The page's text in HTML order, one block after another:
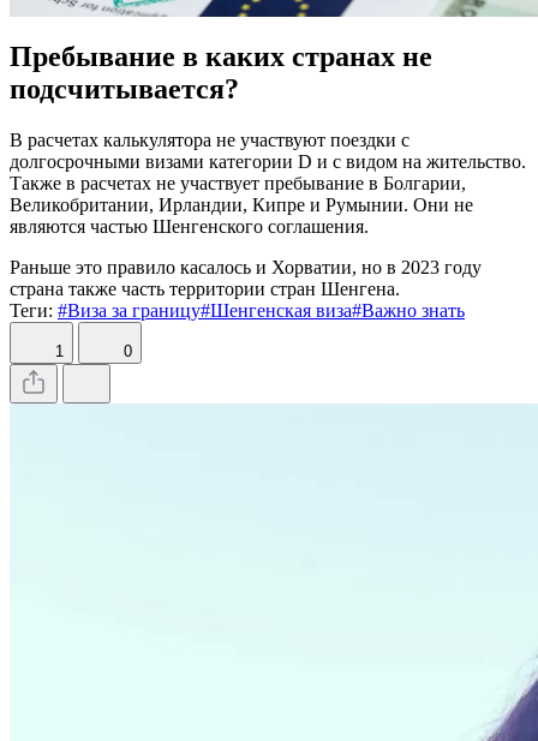
Пребывание в каких странах не
подсчитывается?
В расчетах калькулятора не участвуют поездки с
долгосрочными визами категории D и с видом на жительство.
Также в расчетах не участвует пребывание в Болгарии,
Великобритании, Ирландии, Кипре и Румынии. Они не
являются частью Шенгенского соглашения.
Раньше это правило касалось и Хорватии, но в 2023 году
страна также часть территории стран Шенгена.
Теги: #Виза за границу#Шенгенская виза#Важно знать
1 0